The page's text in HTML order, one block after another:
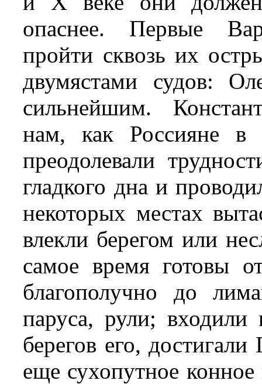
опаснее. Первые
пройти сквозь их
двумястами судов:
сильнейшим.
нам, как Россияне в
преодолевали
гладкого дна и
некоторых местах
влекли берегом или
самое время готовы
благополучно до
паруса, рули;
берегов его,
еще сухопутное